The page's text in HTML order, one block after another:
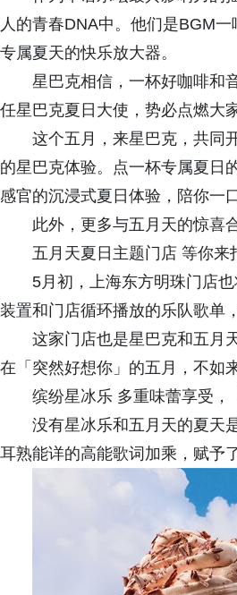
人的青春DNA中。他们是BGM
专属夏天的快乐放大器。
星巴克相信，一杯好咖啡和
任星巴克夏日大使，势必点燃大
这个五月，来星巴克，共同
的星巴克体验。点一杯专属夏日
感官的沉浸式夏日体验，陪你一
此外，更多与五月天的惊喜
五月天夏日主题门店 等你来
5月初，上海东方明珠门店
装置和门店循环播放的乐队歌单
这家门店也是星巴克和五月
在「突然好想你」的五月，不如
缤纷星冰乐 多重味蕾享受，
没有星冰乐和五月天的夏天
耳熟能详的高能歌词加乘，赋予